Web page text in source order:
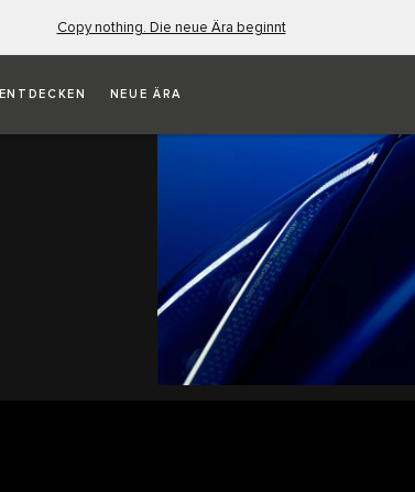
Copy nothing. Die neue Ära beginnt
ENTDECKEN NEUE ÄRA